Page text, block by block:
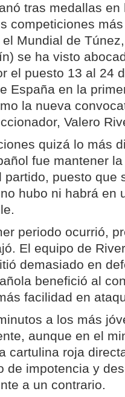
tras medallas
competiciones
Mundial de
se ha visto
el puesto 13 al 24
España en la
la nueva
Valero
quizá lo más
fue mantener
partido, puesto que
hubo ni habrá en
periodo ocurrió,
El equipo de
demasiado en
benefició al
facilidad en
a los más
aunque en el
cartulina roja
de impotencia y
a un contrario.